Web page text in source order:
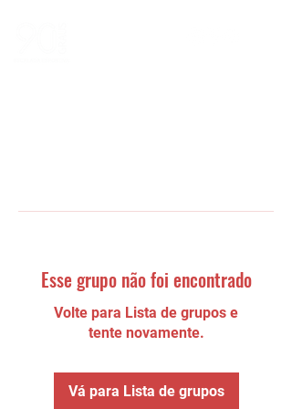
Esse grupo não foi encontrado
Volte para Lista de grupos e
tente novamente.
Vá para Lista de grupos